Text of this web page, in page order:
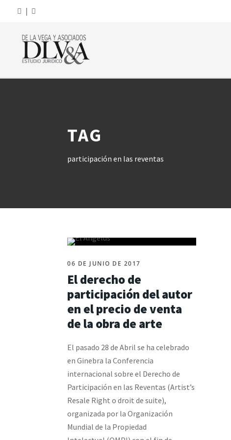
|
TAG
participación en las reventas
06 DE JUNIO DE 2017
El derecho de
participación del autor
en el precio de venta
de la obra de arte
El pasado 28 de Abril se ha celebrado
en Ginebra la Conferencia
internacional sobre el Derecho de
Participación en las Reventas (Artist’s
Resale Right o droit de suite),
organizada por la Organización
Mundial de la Propiedad